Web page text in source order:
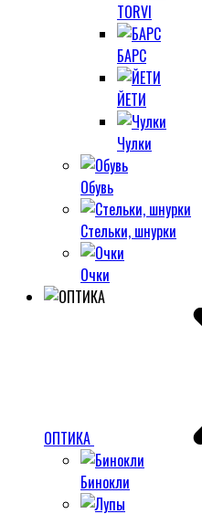
TORVI
БАРС
ЙЕТИ
Чулки
Обувь
Стельки, шнурки
Очки
ОПТИКА
Бинокли